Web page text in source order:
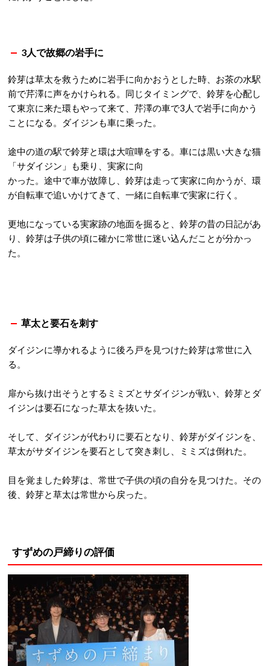
3人で故郷の岩手に
鈴芽は草太を救うために岩手に向かおうとした時、お茶の水駅
前で芹澤に声をかけられる。同じタイミングで、鈴芽を心配し
て東京に来た環もやって来て、芹澤の車で3人で岩手に向かう
ことになる。ダイジンも車に乗った。
途中の道の駅で鈴芽と環は大喧嘩をする。車には黒い大きな猫
「サダイジン」も乗り、実家に向
かった。途中で車が故障し、鈴芽は走って実家に向かうが、環
が自転車で追いかけてきて、一緒に自転車で実家に行く。
更地になっている実家跡の地面を掘ると、鈴芽の昔の日記があ
り、鈴芽は子供の頃に確かに常世に迷い込んだことが分かっ
た。
草太と要石を刺す
ダイジンに導かれるように後ろ戸を見つけた鈴芽は常世に入
る。
扉から抜け出そうとするミミズとサダイジンが戦い、鈴芽とダ
イジンは要石になった草太を抜いた。
そして、ダイジンが代わりに要石となり、鈴芽がダイジンを、
草太がサダイジンを要石として突き刺し、ミミズは倒れた。
目を覚ました鈴芽は、常世で子供の頃の自分を見つけた。その
後、鈴芽と草太は常世から戻った。
すずめの戸締りの評価